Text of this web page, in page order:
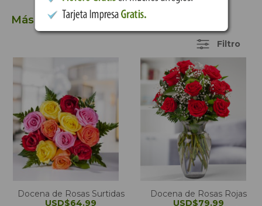
Más Vendidos 35 Items
Filtro
Docena de Rosas Surtidas
USD$64.99
Docena de Rosas Rojas
USD$79.99